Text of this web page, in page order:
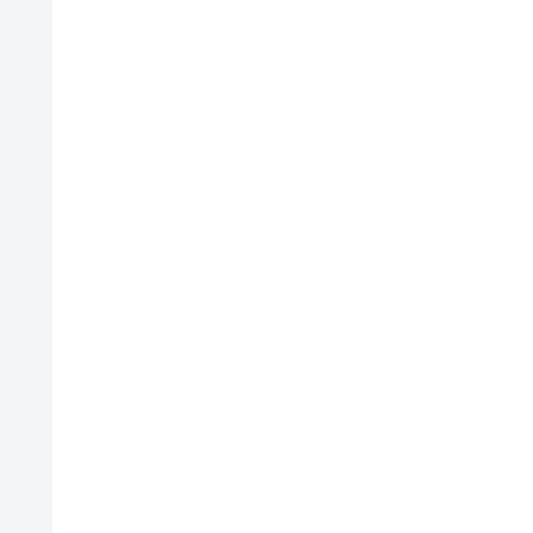
甲子園通算本塁打、最多の清原に次いで多く